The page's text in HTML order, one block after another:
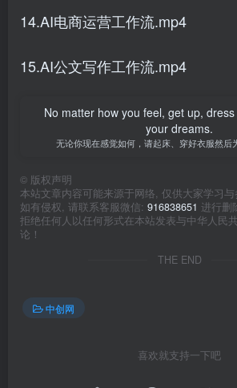
14.AI电商运营工作流.mp4
15.AI公文写作工作流.mp4
No matter how you feel, get up,
your dreams.
无论你现在感觉如何，请起床、穿好衣服然后
© 版权声明
本站文章内容可能来源于网络, 仅供大家学习与
如有侵权, 请联系客服微信: 916838651 进行删
拒绝任何人以任何形式在本站发表与中华人民
论！
THE END
中创网
喜欢就支持一下吧